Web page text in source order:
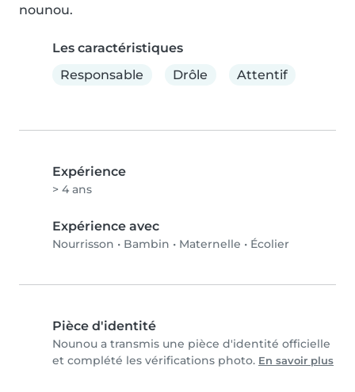
nounou.
Les caractéristiques
Responsable
Drôle Attentif
Expérience
> 4 ans
Expérience avec
Nourrisson • Bambin • Maternelle • Écolier
Pièce d'identité
Nounou a transmis une pièce d'identité officielle
et complété les vérifications photo. En savoir plus